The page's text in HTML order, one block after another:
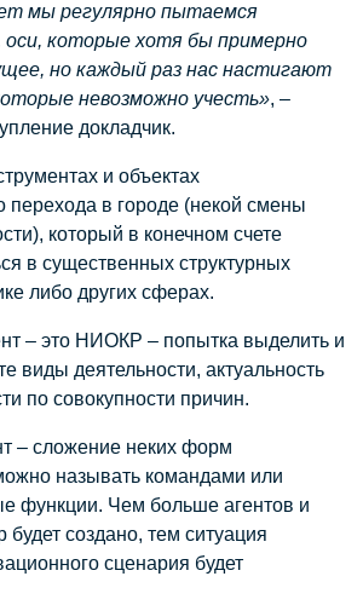
мы регулярно пытаемся
которые хотя бы примерно
но каждый раз нас настигают
невозможно учесть», –
докладчик.
и объектах
перехода в городе (некой смены
который в конечном счете
в существенных структурных
либо других сферах.
– это НИОКР – попытка выделить и
виды деятельности, актуальность
по совокупности причин.
– сложение неких форм
называть командами или
функции. Чем больше агентов и
будет создано, тем ситуация
сценария будет